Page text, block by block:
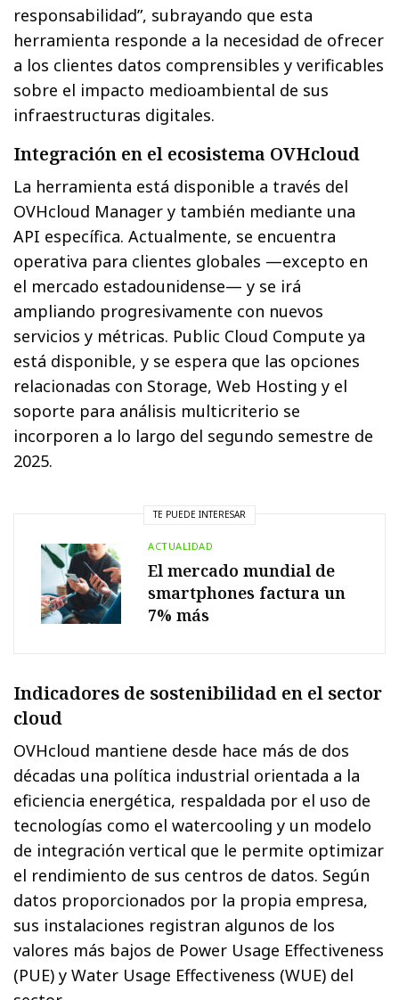
responsabilidad”, subrayando que esta
herramienta responde a la necesidad de ofrecer
a los clientes datos comprensibles y verificables
sobre el impacto medioambiental de sus
infraestructuras digitales.
Integración en el ecosistema OVHcloud
La herramienta está disponible a través del
OVHcloud Manager y también mediante una
API específica. Actualmente, se encuentra
operativa para clientes globales —excepto en
el mercado estadounidense— y se irá
ampliando progresivamente con nuevos
servicios y métricas. Public Cloud Compute ya
está disponible, y se espera que las opciones
relacionadas con Storage, Web Hosting y el
soporte para análisis multicriterio se
incorporen a lo largo del segundo semestre de
2025.
TE PUEDE INTERESAR
ACTUALIDAD
El mercado mundial de
smartphones factura un
7% más
Indicadores de sostenibilidad en el sector
cloud
OVHcloud mantiene desde hace más de dos
décadas una política industrial orientada a la
eficiencia energética, respaldada por el uso de
tecnologías como el watercooling y un modelo
de integración vertical que le permite optimizar
el rendimiento de sus centros de datos. Según
datos proporcionados por la propia empresa,
sus instalaciones registran algunos de los
valores más bajos de Power Usage Effectiveness
(PUE) y Water Usage Effectiveness (WUE) del